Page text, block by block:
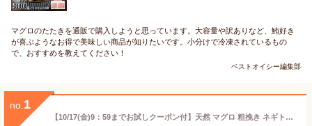
マグロのたたきを通販で購入しようと思っています。大容量や訳ありなど、鮪好き
が喜ぶようなお得で美味しい商品が知りたいです。小分けで冷凍されているもの
で、おすすめを教えてください！
ベストオイシー編集部
no. 1
【10/17(金)9：59までお試しクーポン付】天然 マグロ 粗挽き ネギトロ 300g(100g×3袋) 冷凍 マグロのたたき 小分け 個包装 2個購入500円 3個購入900円 4個購入1,400円OFF まとめ買いクーポン付 お粗挽きタイプで食べ応えあり マグロ 鮪 冷凍食品【C配送：冷凍】